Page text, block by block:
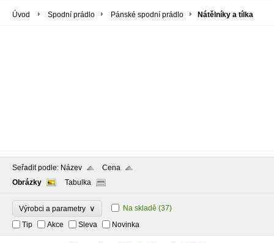
Úvod Spodní prádlo Pánské spodní prádlo Nátělníky a tílka
Seřadit podle: Název
Cena
Obrázky
Tabulka
Výrobci a parametry ∨ Na skladě (37)
Tip
Akce Sleva Novinka